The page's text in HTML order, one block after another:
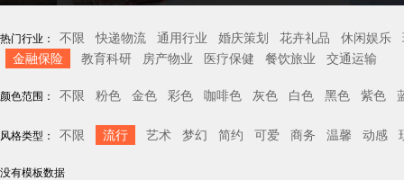
热门行业： 不限 快递物流 通用行业 婚庆策划 花卉礼品 休闲娱乐
金融保险
教育科研 房产物业 医疗保健 餐饮旅业 交通运输
颜色范围： 不限 粉色 金色 彩色 咖啡色 灰色 白色 黑色 紫色
风格类型： 不限 流行 艺术 梦幻 简约 可爱 商务 温馨 动感
没有模板数据